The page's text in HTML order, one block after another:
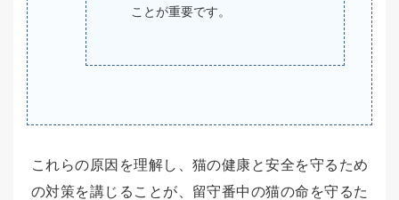
ことが重要です。
これらの原因を理解し、猫の健康と安全を守るため
の対策を講じることが、留守番中の猫の命を守るた